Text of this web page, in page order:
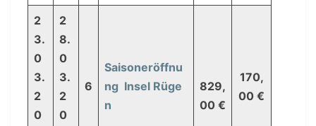
2
3.
0
3.
2
0
2
8.
0
3.
2
0
6
Saisoneröffnu
ng Insel Rüge
n
829,
00 €
170,
00 €